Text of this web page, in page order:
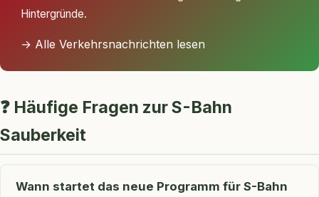
Hintergründe.
→ Alle Verkehrsnachrichten lesen
❓ Häufige Fragen zur S-Bahn
Sauberkeit
Wann startet das neue Programm für S-Bahn